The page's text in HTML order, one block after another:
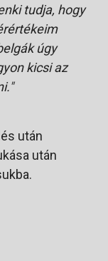
tudja, hogy
úgy
kicsi az
után
után